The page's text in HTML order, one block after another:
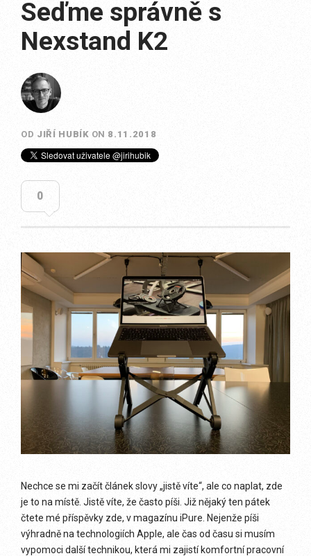
Seďme správně s
Nexstand K2
OD JIŘÍ HUBÍK ON 8.11.2018
0
Nechce se mi začít článek slovy „jistě víte“, ale co naplat, zde
je to na místě. Jistě víte, že často píši. Již nějaký ten pátek
čtete mé příspěvky zde, v magazínu iPure. Nejenže píši
výhradně na technologiích Apple, ale čas od času si musím
vypomoci další technikou, která mi zajistí komfortní pracovní